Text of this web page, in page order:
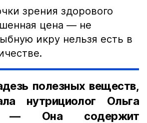
зрения здорового
цена — не
икру нельзя есть в
полезных веществ,
нутрициолог Ольга
— Она содержит